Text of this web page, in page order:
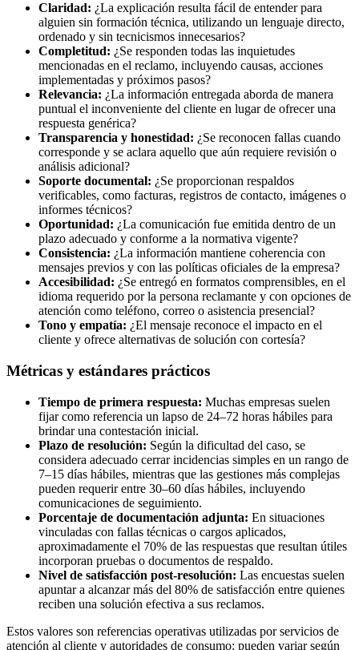
Claridad: ¿La explicación resulta fácil de entender para
alguien sin formación técnica, utilizando un lenguaje directo,
ordenado y sin tecnicismos innecesarios?
Completitud: ¿Se responden todas las inquietudes
mencionadas en el reclamo, incluyendo causas, acciones
implementadas y próximos pasos?
Relevancia: ¿La información entregada aborda de manera
puntual el inconveniente del cliente en lugar de ofrecer una
respuesta genérica?
Transparencia y honestidad: ¿Se reconocen fallas cuando
corresponde y se aclara aquello que aún requiere revisión o
análisis adicional?
Soporte documental: ¿Se proporcionan respaldos
verificables, como facturas, registros de contacto, imágenes o
informes técnicos?
Oportunidad: ¿La comunicación fue emitida dentro de un
plazo adecuado y conforme a la normativa vigente?
Consistencia: ¿La información mantiene coherencia con
mensajes previos y con las políticas oficiales de la empresa?
Accesibilidad: ¿Se entregó en formatos comprensibles, en el
idioma requerido por la persona reclamante y con opciones de
atención como teléfono, correo o asistencia presencial?
Tono y empatía: ¿El mensaje reconoce el impacto en el
cliente y ofrece alternativas de solución con cortesía?
Métricas y estándares prácticos
Tiempo de primera respuesta: Muchas empresas suelen
fijar como referencia un lapso de 24–72 horas hábiles para
brindar una contestación inicial.
Plazo de resolución: Según la dificultad del caso, se
considera adecuado cerrar incidencias simples en un rango de
7–15 días hábiles, mientras que las gestiones más complejas
pueden requerir entre 30–60 días hábiles, incluyendo
comunicaciones de seguimiento.
Porcentaje de documentación adjunta: En situaciones
vinculadas con fallas técnicas o cargos aplicados,
aproximadamente el 70% de las respuestas que resultan útiles
incorporan pruebas o documentos de respaldo.
Nivel de satisfacción post-resolución: Las encuestas suelen
apuntar a alcanzar más del 80% de satisfacción entre quienes
reciben una solución efectiva a sus reclamos.
Estos valores son referencias operativas utilizadas por servicios de
atención al cliente y autoridades de consumo; pueden variar según